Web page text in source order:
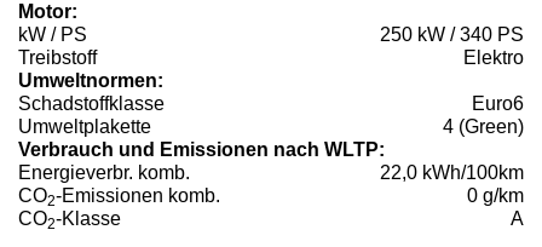
Motor:
kW / PS
250 kW / 340 PS
Treibstoff
Elektro
Umweltnormen:
Schadstoffklasse
Euro6
Umweltplakette
4 (Green)
Verbrauch und Emissionen nach WLTP:
Energieverbr. komb.
22,0 kWh/100km
CO2-Emissionen komb.
0 g/km
CO2-Klasse A